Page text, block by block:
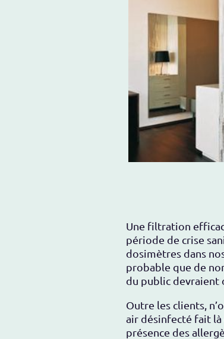
Une filtration
période de crise
dosimètres dans
probable que de
du public devraient
Outre les clients,
air désinfecté fait là
présence des